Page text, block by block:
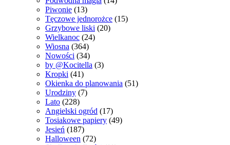
Piwonie (13)
Tęczowe jednorożce (15)
Grzybowe liski (20)
Wielkanoc (24)
Wiosna (364)
Nowości (34)
by @Kocitella (3)
Kropki (41)
Okienka do planowania (51)
Urodziny (7)
Lato (228)
Angielski ogród (17)
Tosiakowe papiery (49)
Jesień (187)
Halloween (72)